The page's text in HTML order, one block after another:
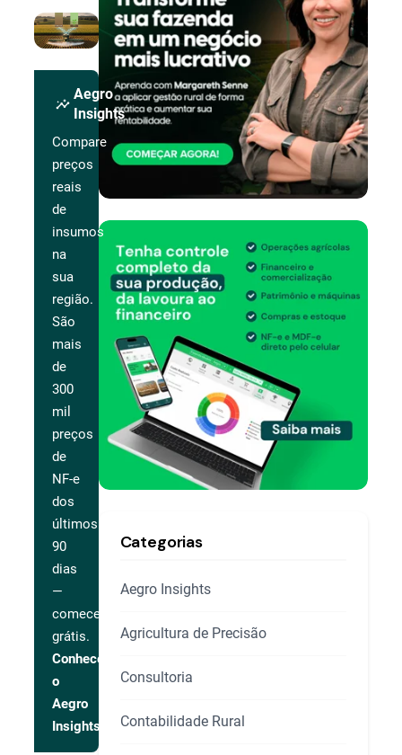
insights
Aegro
Insights
Compare
preços
reais
de
insumos
na
sua
região.
São
mais
de
300
mil
preços
de
NF-e
dos
últimos
90
dias
—
comece
grátis.
Conhecer
o
Aegro
Insights
Categorias
Aegro Insights
Agricultura de Precisão
Consultoria
Contabilidade Rural